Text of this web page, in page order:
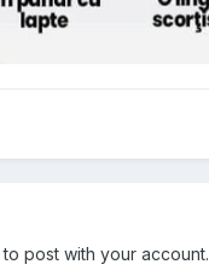
to post with your account.